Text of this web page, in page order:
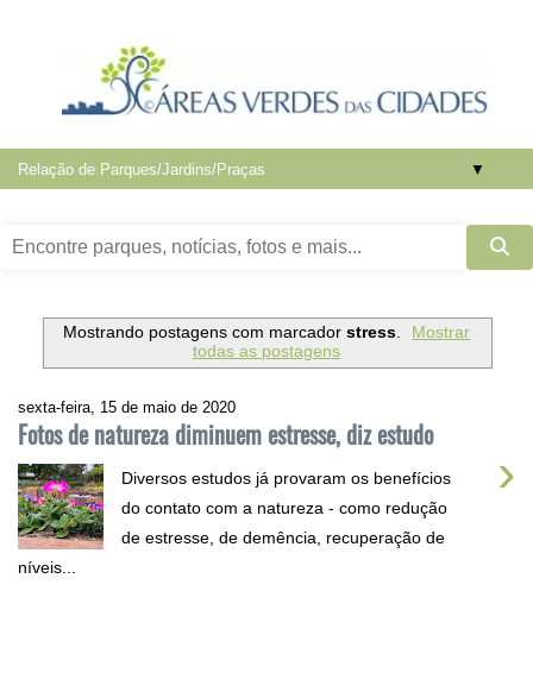
▼
Mostrando postagens com marcador stress.
Mostrar
todas as postagens
sexta-feira, 15 de maio de 2020
Fotos de natureza diminuem estresse, diz estudo
›
Diversos estudos já provaram os benefícios
do contato com a natureza - como redução
de estresse, de demência, recuperação de
níveis...